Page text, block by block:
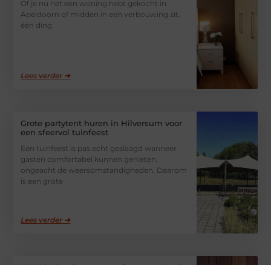
Of je nu net een woning hebt gekocht in
Apeldoorn of midden in een verbouwing zit,
één ding
Lees verder ➜
Grote partytent huren in Hilversum voor
een sfeervol tuinfeest
Een tuinfeest is pas echt geslaagd wanneer
gasten comfortabel kunnen genieten,
ongeacht de weersomstandigheden. Daarom
is een grote
Lees verder ➜